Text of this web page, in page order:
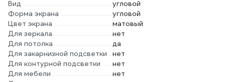
Вид
угловой
Форма экрана
угловой
Цвет экрана
матовый
Для зеркала
нет
Для потолка
да
Для закарнизной подсветки
нет
Для контурной подсветки
нет
Для мебели
нет